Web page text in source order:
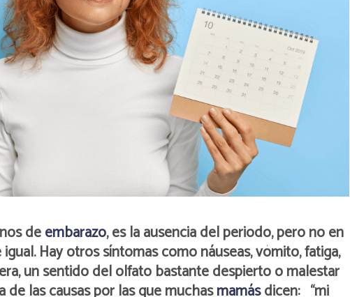
deembarazo, es la ausencia del periodo, pero no en
Hay otros síntomas como náuseas, vómito, fatiga,
un sentido del olfato bastante despierto o malestar
de las causas por las que muchasmamásdicen: “mi